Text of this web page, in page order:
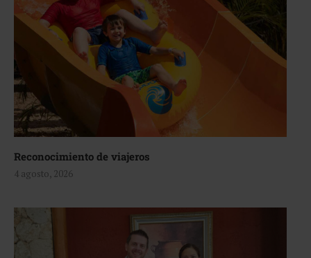
Reconocimiento de viajeros
4 agosto, 2026